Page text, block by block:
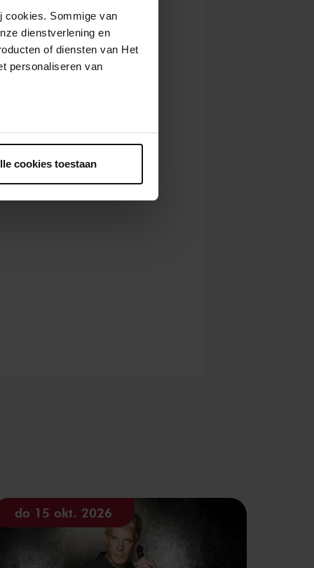
cookies. Sommige van
dienstverlening en
of diensten van Het
personaliseren van
cookies toestaan
do 15 okt. 2026